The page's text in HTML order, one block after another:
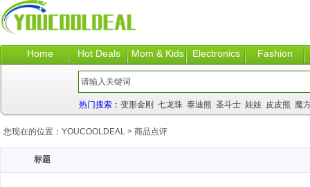
Home Hot Deals Mom & Kids Electronics Fashion
热门搜索： 变形金刚 七龙珠 泰迪熊 圣斗士 娃娃 皮皮熊 魔
您现在的位置： YOUCOOLDEAL > 商品点评
标题